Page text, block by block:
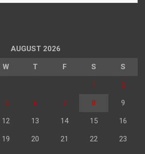
AUGUST 2026
W T F S S
1 2
5 6 7 8 9
12 13 14 15 16
19 20 21 22 23